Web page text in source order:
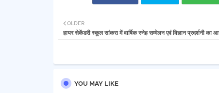
OLDER
हायर सेकेंडरी स्कूल सांकरा में वार्षिक स्नेह सम्मेलन एवं विज्ञान प्रदर्शनी का
YOU MAY LIKE